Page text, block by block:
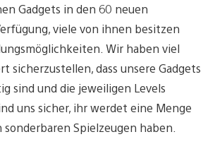
Gadgets in den 60 neuen
viele von ihnen besitzen
Wir haben viel
sicherzustellen, dass unsere Gadgets
sind und die jeweiligen Levels
uns sicher, ihr werdet eine Menge
Spielzeugen haben.